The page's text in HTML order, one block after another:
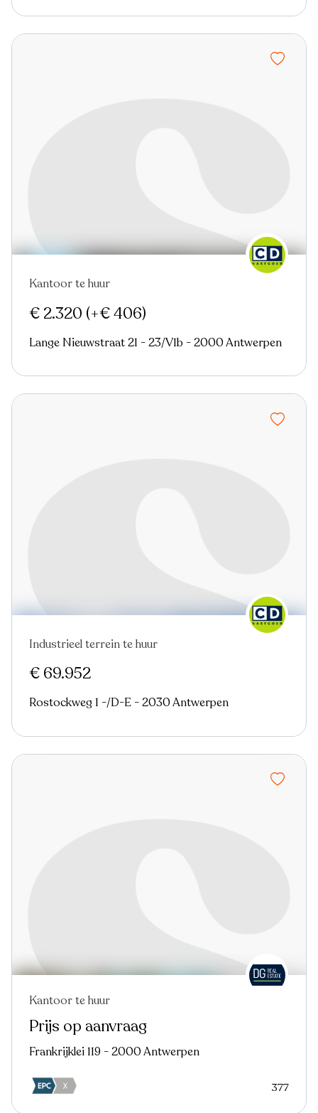
Nieuw
Kantoor te huur
€ 2.320 (+€ 406)
Lange Nieuwstraat 21 - 23/V1b - 2000 Antwerpen
Nieuw
Industrieel terrein te huur
€ 69.952
Rostockweg 1 -/D-E - 2030 Antwerpen
Nieuw
Kantoor te huur
Prijs op aanvraag
Frankrijklei 119 - 2000 Antwerpen
377